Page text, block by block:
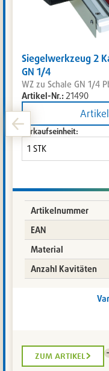
Siegelwerkzeug 2
GN 1/4
WZ zu Schale GN 1/4
Artikel-Nr.: 21490
Verkaufseinheit:
Artikelnummer
EAN
Material
Anzahl Kavitäten
zum artikel